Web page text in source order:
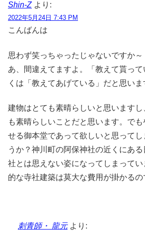
Shin-Z より:
2022年5月24日 7:43 PM
こんばんは
思わず笑っちゃったじゃないですか～
あ、間違えてますよ。「教えて貰っ
くは「教えてあげている」だと思いま
建物はとても素晴らしいと思います
も素晴らしいことだと思います。で
せる御本堂であって欲しいと思ってし
うか？神川町の阿保神社の近くにあ
社とは思えない姿になってしまって
的な寺社建築は莫大な費用が掛かるの
刺青師・ 龍元 より: